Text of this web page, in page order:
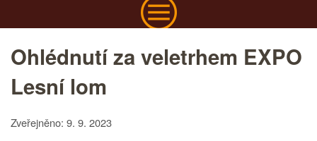
Ohlédnutí za veletrhem EXPO
Lesní lom
Zveřejněno: 9. 9. 2023